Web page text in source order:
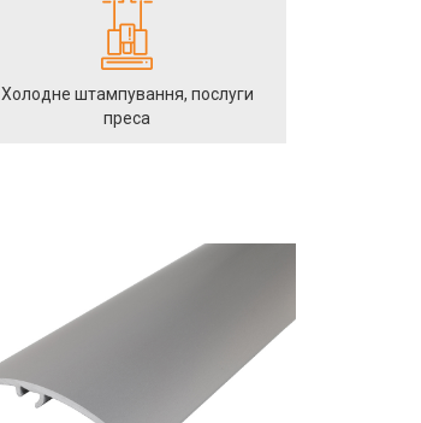
Холодне штампування, послуги
преса